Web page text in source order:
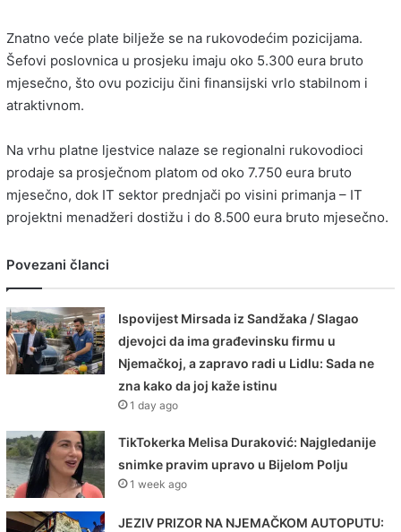
Znatno veće plate bilježe se na rukovodećim pozicijama.
Šefovi poslovnica u prosjeku imaju oko 5.300 eura bruto
mjesečno, što ovu poziciju čini finansijski vrlo stabilnom i
atraktivnom.
Na vrhu platne ljestvice nalaze se regionalni rukovodioci
prodaje sa prosječnom platom od oko 7.750 eura bruto
mjesečno, dok IT sektor prednjači po visini primanja – IT
projektni menadžeri dostižu i do 8.500 eura bruto mjesečno.
Povezani članci
Ispovijest Mirsada iz Sandžaka / Slagao
djevojci da ima građevinsku firmu u
Njemačkoj, a zapravo radi u Lidlu: Sada ne
zna kako da joj kaže istinu
1 day ago
TikTokerka Melisa Duraković: Najgledanije
snimke pravim upravo u Bijelom Polju
1 week ago
JEZIV PRIZOR NA NJEMAČKOM AUTOPUTU: